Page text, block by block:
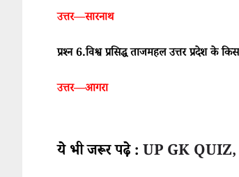
उत्तर—सारनाथ
प्रश्न 6.विश्व प्रसिद्ध ताजमहल उत्तर प्रदेश के
उत्तर—आगरा
ये भी जरूर पढ़े : UP GK QUIZ,